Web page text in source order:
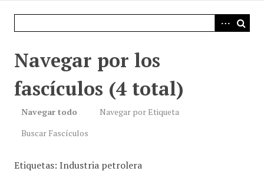
Navegar por los
fascículos (4 total)
Navegar todo
Navegar por Etiqueta
Buscar Fascículos
Etiquetas: Industria petrolera